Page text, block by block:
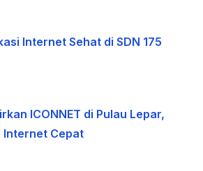
Internet Sehat di SDN 175
ICONNET di Pulau Lepar,
Internet Cepat